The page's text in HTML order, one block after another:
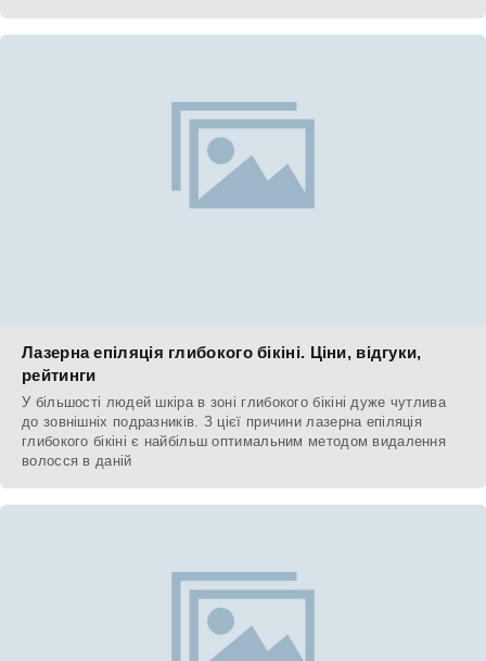
Лазерна епіляція глибокого бікіні. Ціни, відгуки,
рейтинги
У більшості людей шкіра в зоні глибокого бікіні дуже чутлива
до зовнішніх подразників. З цієї причини лазерна епіляція
глибокого бікіні є найбільш оптимальним методом видалення
волосся в даній